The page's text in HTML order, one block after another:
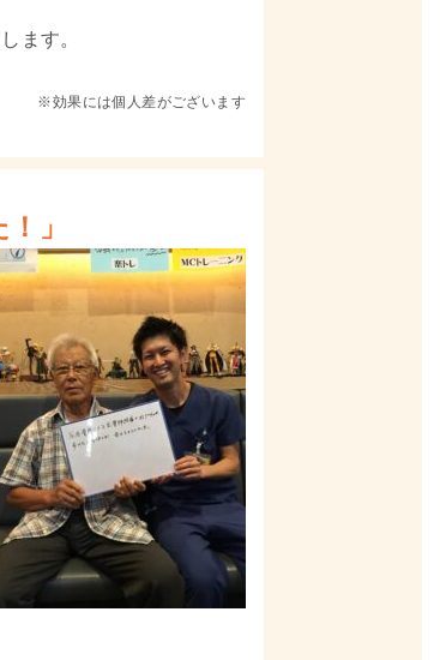
ます。
※効果には個人差がございます
」